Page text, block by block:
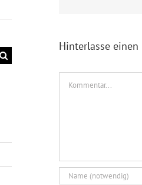
Hinterlasse